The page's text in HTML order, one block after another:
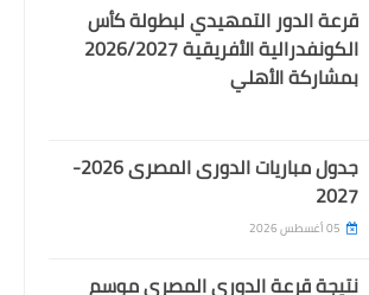
قرعة الدور التمهيدي لبطولة كأس
الكونفدرالية الأفريقية 2026/2027
بمشاركة الأهلي
جدول مباريات الدورى المصرى 2026-
2027
05 أغسطس 2026
نتيجة قرعة الدوري المصري موسم